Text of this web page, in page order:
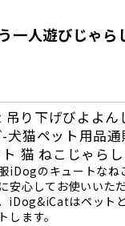
一人遊びじゃら
吊り下げびよよん
-犬猫ペット用品
猫 ねこじゃらし
iDogのキュートなね
安心してお使いいた
iDog&iCatはペット
します。